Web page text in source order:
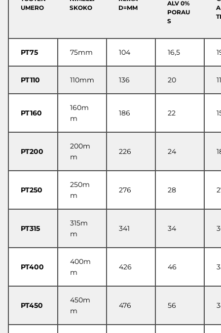
UMERO
SKOKO
D=MM
ALV 0%
PORAU
S
PT75 75mm 104 16,5
PT110 110mm 136 20 11
PT160
160m
m
186 22
PT200
200m
m
226 24
PT250
250m
m
276 28
PT315
315m
m
341 34
PT400
400m
m
426 46
PT450
450m
m
476 56